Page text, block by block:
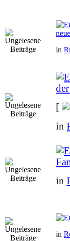
in
[
in
in
in